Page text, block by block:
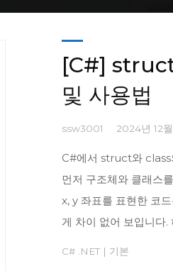
[C#]
및 사용법
ssw3001 2024년 12월
C#에서 struct와 class
먼저 구조체와 클래스
x, y 좌표를 표현한 코
게 차이 없어 보입니다
C# .NET | 기본